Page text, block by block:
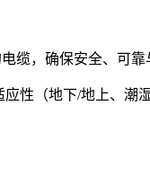
缆，确保安全、可靠
性（地下/地上、潮